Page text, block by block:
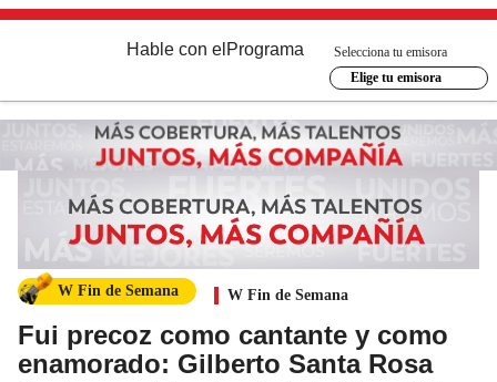
Hable con el Programa
Selecciona tu emisora
Elige tu emisora
W Fin de Semana W Fin de Semana
Fui precoz como cantante y como
enamorado: Gilberto Santa Rosa